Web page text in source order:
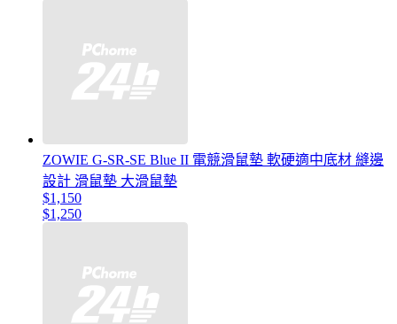
ZOWIE G-SR-SE Blue II 電競滑鼠墊 軟硬適中底材 縫邊
設計 滑鼠墊 大滑鼠墊
$1,150
$1,250